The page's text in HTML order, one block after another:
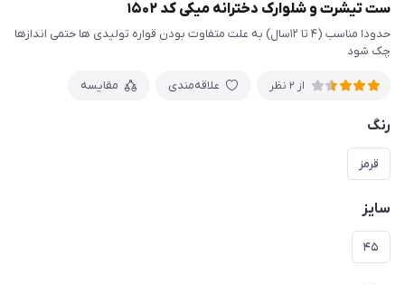
ست تیشرت و شلوارک دخترانه میکی کد ۱۵۰۲
حدودا مناسب (۴ تا ۱۲سال) به علت متفاوت بودن قواره تولیدی ها حتمی اندازها
چک شود
از 2 نظر علاقه‌مندی مقایسه
رنگ
قرمز
سایز
۴۵